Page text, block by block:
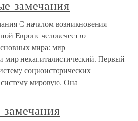
замечания
С началом возникновения
Европе человечество
мира: мир
мир некапиталистический. Первый
социоисторических
мировую. Она